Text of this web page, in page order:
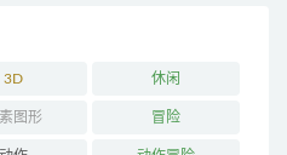
3D 休闲
图形 冒险